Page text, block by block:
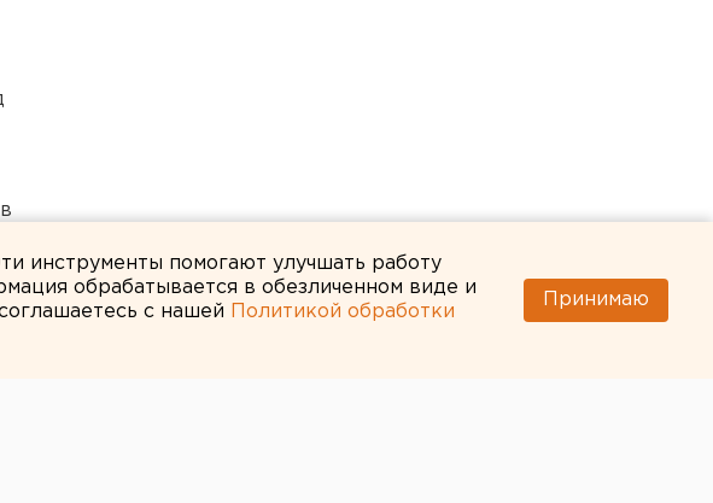
инструменты помогают улучшать работу
обрабатывается в обезличенном виде и
с нашей
Политикой обработки
Принимаю